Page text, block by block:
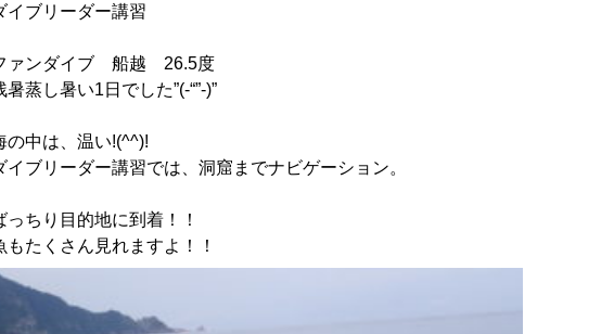
イブリーダー講習
ァンダイブ 船越 26.5度
暑蒸し暑い1日でした”(-“”-)”
の中は、温い!(^^)!
イブリーダー講習では、洞窟までナビゲーション。
っちり目的地に到着！！
もたくさん見れますよ！！